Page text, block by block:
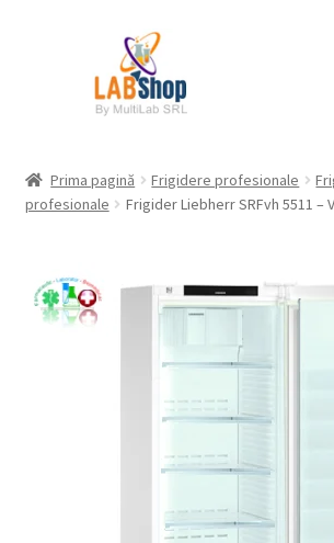
Contul meu
Plată
Prima pagină Frigidere profesionale
profesionale
Frigider Liebherr SRFvh 5511 –